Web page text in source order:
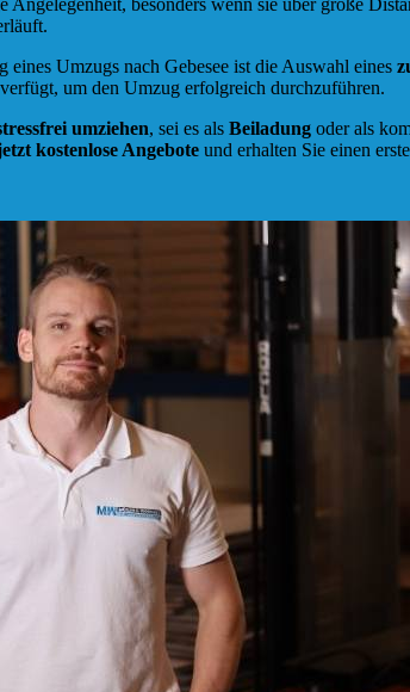
Angelegenheit, besonders wenn sie über große
Umzugs nach Gebesee ist die Auswahl eines
um den Umzug erfolgreich durchzuführen.
umziehen, sei es als Beiladung oder als
kostenlose Angebote und erhalten Sie einen